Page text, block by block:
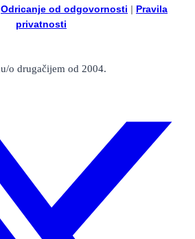
Odricanje od odgovornosti | Pravila
privatnosti
o drugačijem od 2004.